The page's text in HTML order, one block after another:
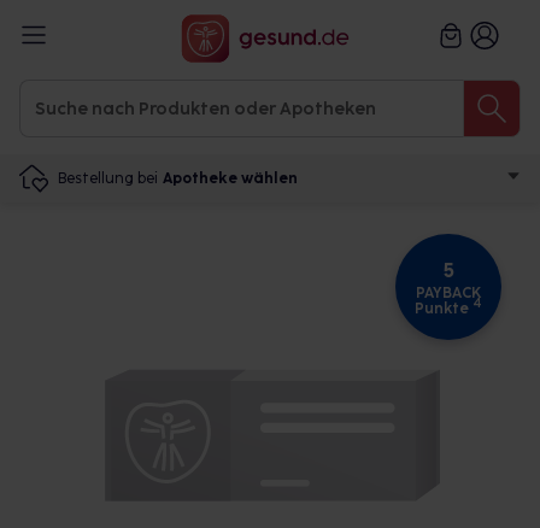
Bestellung bei Apotheke wählen
5
PAYBACK
Punkte 4